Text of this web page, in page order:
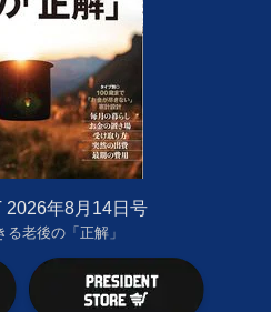
2026年8月14日号
る老後の「正解」